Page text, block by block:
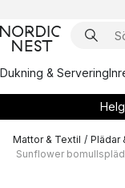
Dukning & Servering
Mattor & Textil / Plädar
Sunflower